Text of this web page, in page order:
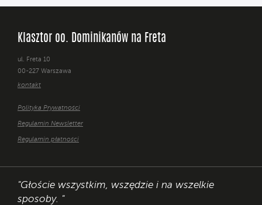
Klasztor oo. Dominikanów na Freta
ul. Freta 10
00-227 Warszawa
kontakt
Polityka Prywatności
Regulamin Newsletter
Regulamin płatności
"Głoście wszystkim, wszędzie i na wszelkie
sposoby. "